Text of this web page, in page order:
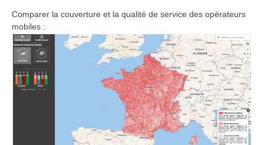
Comparer la couverture et la qualité de service des opérateurs
mobiles :